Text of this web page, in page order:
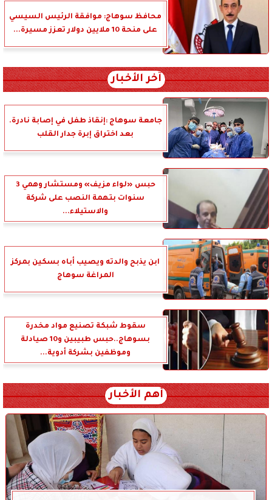
محافظ سوهاج: موافقة الرئيس السيسي
على منحة 10 ملايين دولار تعزز مسيرة...
آخر الأخبار
جامعة سوهاج :إنقاذ طفل في إصابة نادرة.
بعد اختراق إبرة جدار القلب
حبس «لواء مزيف» ومستشار وهمي 3
سنوات بتهمة النصب على شركة
والاستيلاء...
ابن يذبح والدته ويصيب أباه بسكين بمركز
المراغة سوهاج
سقوط شبكة تصنيع مواد مخدرة
بسوهاج..حبس طبيبين و10 صيادلة
وموظفين بشركة أدوية...
أهم الأخبار